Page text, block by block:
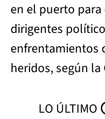
en el puerto
dirigentes
enfrentamientos
heridos, según la
LO ÚLTIMO